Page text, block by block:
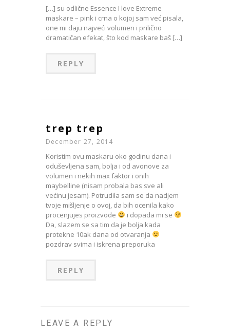
[…] su odlične Essence I love Extreme
maskare – pink i crna o kojoj sam već pisala,
one mi daju najveći volumen i prilično
dramatičan efekat, što kod maskare baš […]
REPLY
trep trep
December 27, 2014
Koristim ovu maskaru oko godinu dana i
oduševljena sam, bolja i od avonove za
volumen i nekih max faktor i onih
maybelline (nisam probala bas sve ali
većinu jesam). Potrudila sam se da nadjem
tvoje mišljenje o ovoj, da bih ocenila kako
procenjujes proizvode
i dopada mi se
Da, slazem se sa tim da je bolja kada
protekne 10ak dana od otvaranja
pozdrav svima i iskrena preporuka
REPLY
LEAVE A REPLY